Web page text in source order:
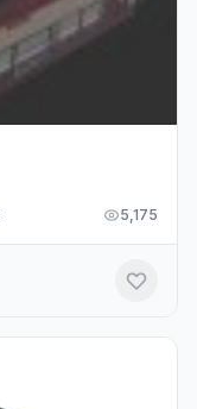
5,175